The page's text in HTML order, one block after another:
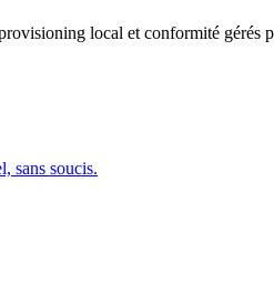
local et conformité gérés
sans soucis.